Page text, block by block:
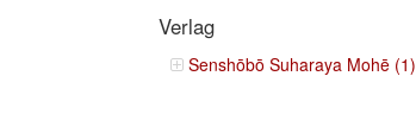
Verlag
Senshōbō Suharaya Mohē (1)